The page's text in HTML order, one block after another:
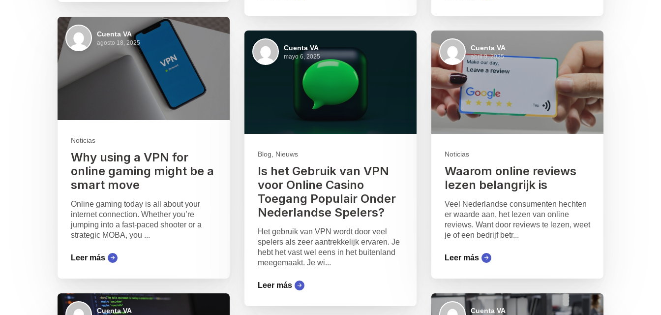
Cuenta VA
agosto 18, 2025
Noticias
Why using a VPN for
online gaming might be a
smart move
Online gaming today is all about your
internet connection. Whether you’re
jumping into a fast-paced shooter or a
strategic MOBA, you ...
Leer más
Cuenta VA
mayo 6, 2025
Blog, Nieuws
Is het Gebruik van VPN
voor Online Casino
Toegang Populair Onder
Nederlandse Spelers?
Het gebruik van VPN wordt door veel
spelers als zeer aantrekkelijk ervaren. Je
hebt het vast wel eens in het buitenland
meegemaakt. Je wi...
Leer más
Cuenta VA
abril 9, 2025
Noticias
Waarom online reviews
lezen belangrijk is
Veel Nederlandse consumenten hechten
er waarde aan, het lezen van online
reviews. Want door reviews te lezen, weet
je of een bedrijf betr...
Leer más
Cuenta VA
Cuenta VA